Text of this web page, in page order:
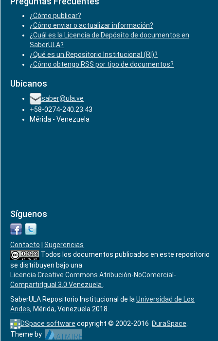
¿Cómo publicar?
¿Cómo enviar o actualizar información?
¿Cuál es la Licencia de Depósito de documentos en
SaberULA?
¿Qué es un Repositorio Institucional (RI)?
¿Cómo obtengo RSS por tipo de documentos?
Ubícanos
saber@ula.ve
+58-0274-240.23.43
Mérida - Venezuela
Síguenos
Contacto
Sugerencias
Todos los documentos publicados en este repositorio
se distribuyen bajo una
Licencia Creative Commons Atribución-NoComercial-
CompartirIgual 3.0 Venezuela
SaberULA Repositorio Institucional de la Universidad de Los
Andes, Mérida, Venezuela 2018.
DSpace software copyright © 2002-2016 DuraSpace
Theme by